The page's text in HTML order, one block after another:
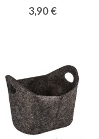
3,90 €